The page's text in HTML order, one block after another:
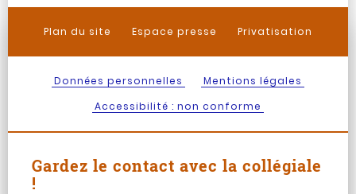
Plan du site Espace presse Privatisation
Données personnelles
Mentions légales
Accessibilité : non conforme
Gardez le contact avec la collégiale
!